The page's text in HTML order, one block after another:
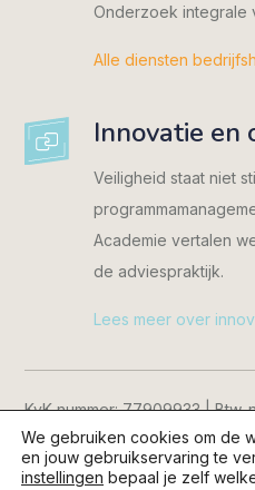
Onderzoek integrale
Alle diensten
Innovatie
Veiligheid staat niet
Academie vertalen
de adviespraktijk.
Lees meer over
KvK-nummer: 77909933 | Btw-
Consent Manager|
Disclaimer
We gebruiken cookies om de
en jouw gebruikservaring te
instellingen bepaal je zelf